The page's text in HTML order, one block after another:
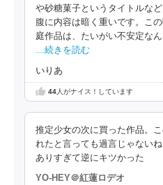
や砂糖菓子というタイトルな
腹に内容は暗く重いです。こ
庭作品は、たいがい不安定な
…続きを読む
いりあ
44人がナイス！しています
推定少女の次に買った作品。
れたと言っても過言じゃない
ありすぎて逆にキツかった
YO-HEY＠紅蓮ロデオ